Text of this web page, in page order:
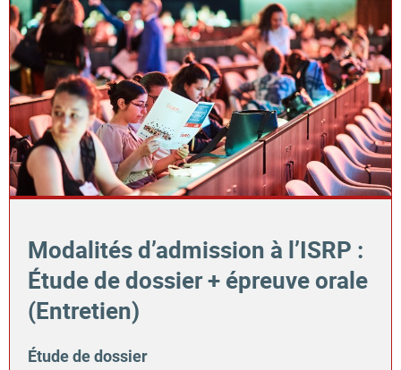
Modalités d’admission à l’ISRP :
Étude de dossier + épreuve orale
(Entretien)
Étude de dossier